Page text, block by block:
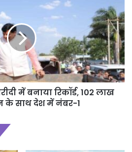
में बनाया रिकॉर्ड, 102 लाख
के साथ देश में नंबर-1